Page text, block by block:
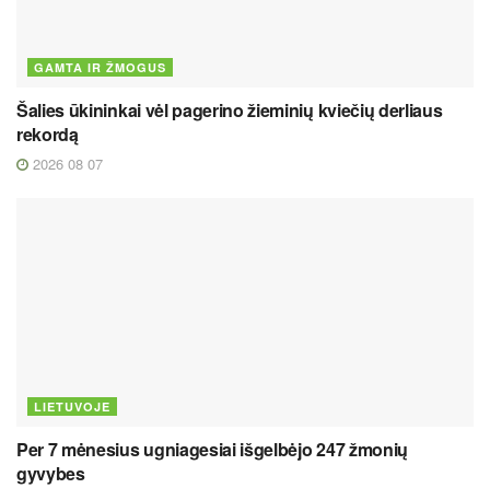
GAMTA IR ŽMOGUS
Šalies ūkininkai vėl pagerino žieminių kviečių derliaus
rekordą
2026 08 07
LIETUVOJE
Per 7 mėnesius ugniagesiai išgelbėjo 247 žmonių
gyvybes